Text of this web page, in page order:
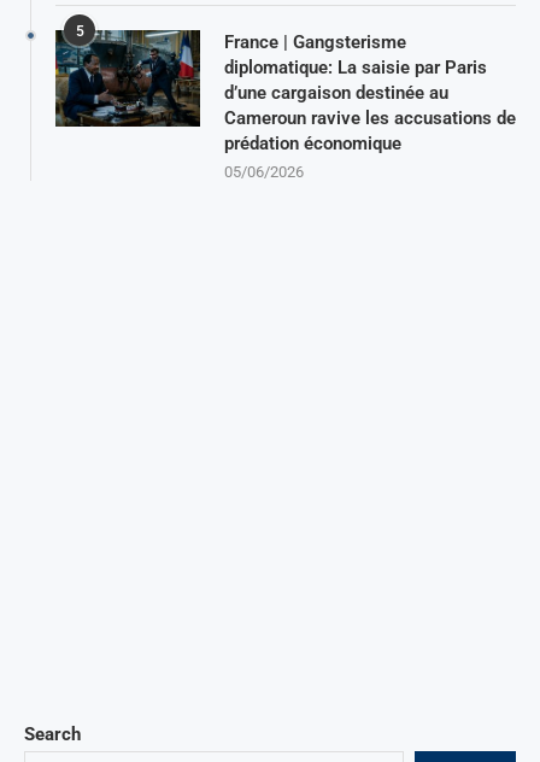
Search
5
France | Gangsterisme
diplomatique: La saisie par Paris
d’une cargaison destinée au
Cameroun ravive les accusations de
prédation économique
05/06/2026